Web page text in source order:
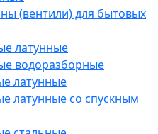
(вентили) для бытовых
латунные
водоразборные
латунные
латунные со спускным